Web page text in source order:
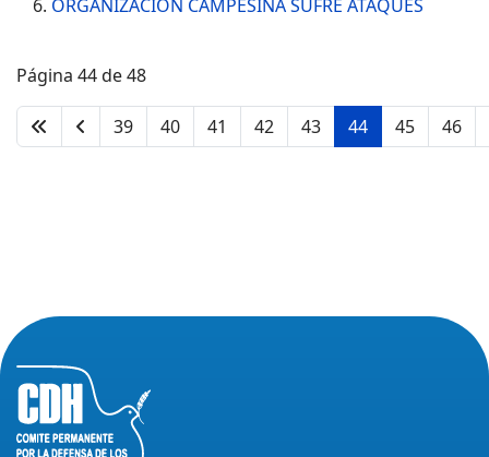
ORGANIZACIÓN CAMPESINA SUFRE ATAQUES
Página 44 de 48
39 40 41 42 43 44 45 46